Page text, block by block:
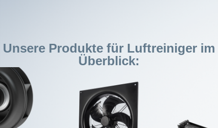
Unsere Produkte für Luftreiniger im
Überblick: